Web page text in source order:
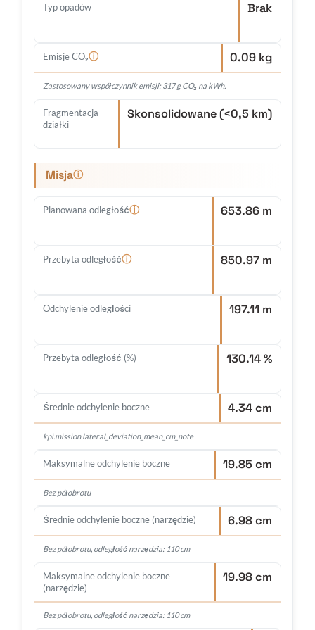
Typ opadów Brak
Emisje CO₂ⓘ 0.09 kg
Zastosowany współczynnik emisji: 317 g CO₂ na kWh.
Fragmentacja
działki
Skonsolidowane (<0,5 km)
Misjaⓘ
Planowana odległośćⓘ 653.86 m
Przebyta odległośćⓘ 850.97 m
Odchylenie odległości 197.11 m
Przebyta odległość (%) 130.14 %
Średnie odchylenie boczne 4.34 cm
kpi.mission.lateral_deviation_mean_cm_note
Maksymalne odchylenie boczne 19.85 cm
Bez półobrotu
Średnie odchylenie boczne (narzędzie) 6.98 cm
Bez półobrotu, odległość narzędzia: 110 cm
Maksymalne odchylenie boczne
(narzędzie)
19.98 cm
Bez półobrotu, odległość narzędzia: 110 cm